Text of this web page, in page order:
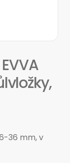
36 mm, v